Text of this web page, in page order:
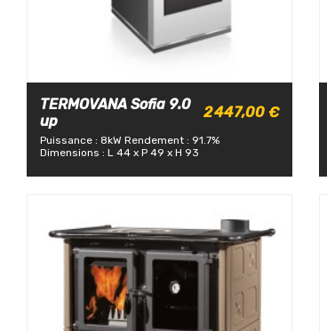
TERMOVANA Sofia 9.0
up
2 447,00 €
Puissance : 8kW Rendement : 91.7%
Dimensions : L 44 x P 49 x H 93